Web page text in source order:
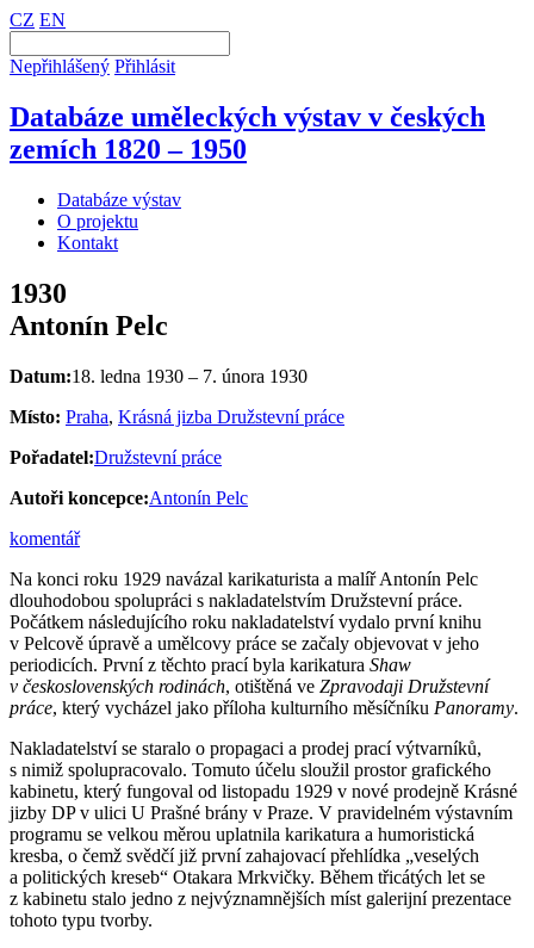
CZ EN
Nepřihlášený Přihlásit
Databáze uměleckých výstav v českých
zemích 1820 – 1950
Databáze výstav
O projektu
Kontakt
1930
Antonín Pelc
Datum:18. ledna 1930 – 7. února 1930
Místo: Praha, Krásná jizba Družstevní práce
Pořadatel:Družstevní práce
Autoři koncepce:Antonín Pelc
komentář
Na konci roku 1929 navázal karikaturista a malíř Antonín Pelc
dlouhodobou spolupráci s nakladatelstvím Družstevní práce.
Počátkem následujícího roku nakladatelství vydalo první knihu
v Pelcově úpravě a umělcovy práce se začaly objevovat v jeho
periodicích. První z těchto prací byla karikatura Shaw
v československých rodinách, otištěná ve Zpravodaji Družstevní
práce, který vycházel jako příloha kulturního měsíčníku Panoramy.
Nakladatelství se staralo o propagaci a prodej prací výtvarníků,
s nimiž spolupracovalo. Tomuto účelu sloužil prostor grafického
kabinetu, který fungoval od listopadu 1929 v nové prodejně Krásné
jizby DP v ulici U Prašné brány v Praze. V pravidelném výstavním
programu se velkou měrou uplatnila karikatura a humoristická
kresba, o čemž svědčí již první zahajovací přehlídka „veselých
a politických kreseb“ Otakara Mrkvičky. Během třicátých let se
z kabinetu stalo jedno z nejvýznamnějších míst galerijní prezentace
tohoto typu tvorby.